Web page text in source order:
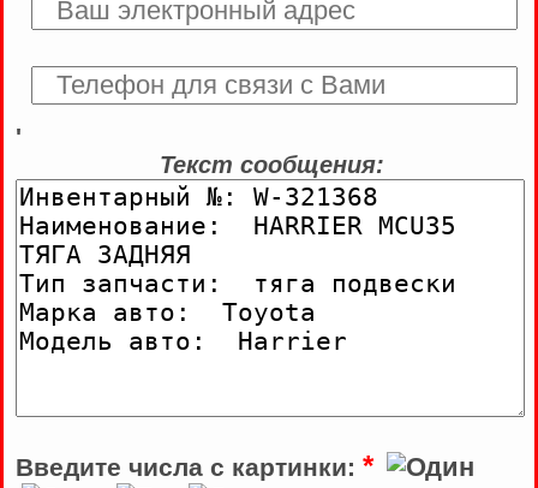
'
Текст сообщения:
Введите числа с картинки: *